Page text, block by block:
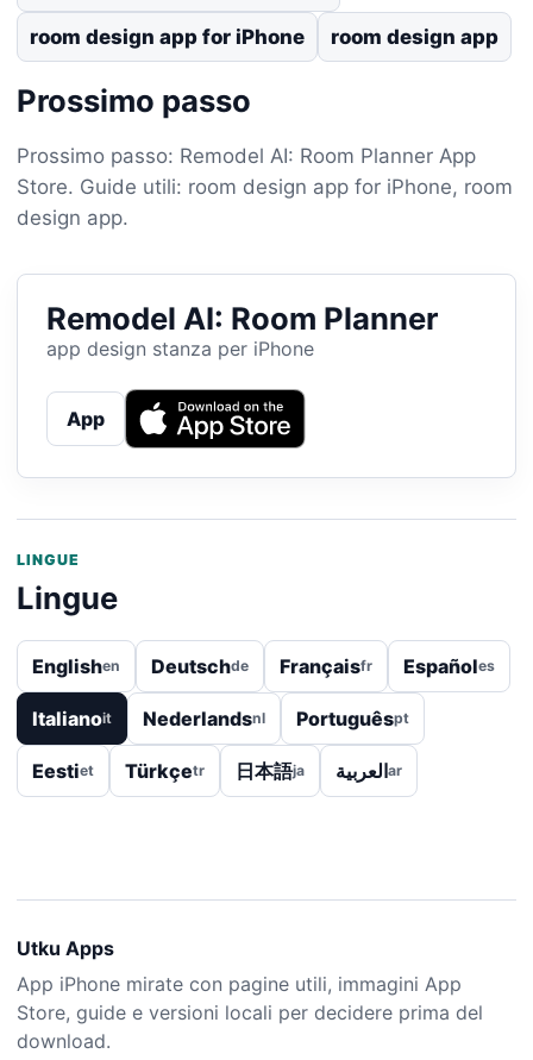
room design app for iPhone room design app
Prossimo passo
Prossimo passo: Remodel AI: Room Planner App
Store. Guide utili: room design app for iPhone, room
design app.
Remodel AI: Room Planner
app design stanza per iPhone
App
LINGUE
Lingue
Englishen Deutschde Françaisfr Españoles
Italianoit Nederlandsnl Portuguêspt
Eestiet Türkçetr 日本語ja العربيةar
Utku Apps
App iPhone mirate con pagine utili, immagini App
Store, guide e versioni locali per decidere prima del
download.